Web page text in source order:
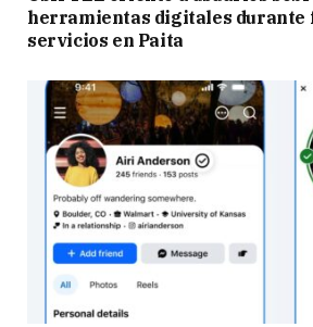
herramientas digitales durante
servicios en Paita